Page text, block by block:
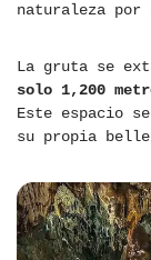
naturaleza por
La gruta se
solo 1,200
Este espacio
su propia